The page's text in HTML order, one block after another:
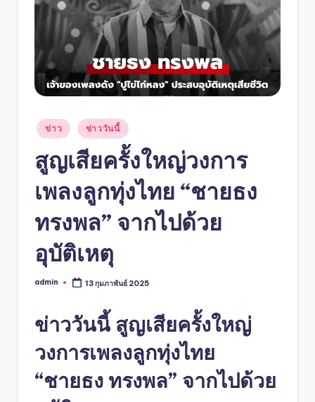
Posted
in
ข่าว ข่าววันนี้
สูญเสียครั้งใหญ่วงการ
เพลงลูกทุ่งไทย “ชายธง
ทรงพล” จากไปด้วย
อุบัติเหตุ
Posted
admin 13 กุมภาพันธ์ 2025
ข่าววันนี้ สูญเสียครั้งใหญ่
วงการเพลงลูกทุ่งไทย
“ชายธง ทรงพล” จากไปด้วย